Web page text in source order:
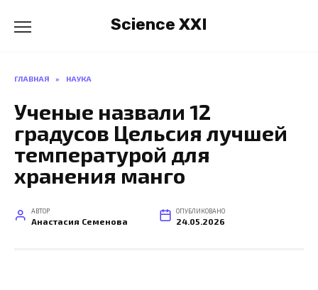
содержанию
Science XXI
ГЛАВНАЯ » НАУКА
Ученые назвали 12
градусов Цельсия лучшей
температурой для
хранения манго
АВТОР
Анастасия Семенова
ОПУБЛИКОВАНО
24.05.2026